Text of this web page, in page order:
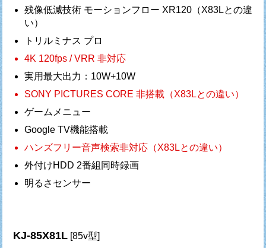
残像低減技術 モーションフロー XR120（X83Lとの違
い）
トリルミナス プロ
4K 120fps / VRR 非対応
実用最大出力：10W+10W
SONY PICTURES CORE 非搭載（X83Lとの違い）
ゲームメニュー
Google TV機能搭載
ハンズフリー音声検索非対応（X83Lとの違い）
外付けHDD 2番組同時録画
明るさセンサー
KJ-85X81L[85v型]